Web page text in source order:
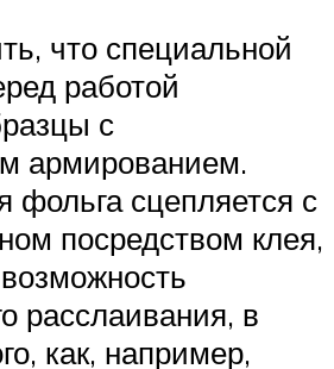
что специальной
работой
с
армированием.
сцепляется с
посредством клея,
расслаивания, в
как, например,